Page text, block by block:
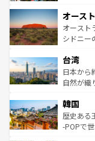
部のニュ
文化が魅
しみなが
ならではの贅
情報はコ
ワイ島は
島だが、
おすすめ
れるおも
人々、お
ク、伝統
ワイを、存分に
はコンテ
オース
オースト
シドニー
リアリー
ク）、タ
ど、見ど
いる。ア
ビング、
い。オー
台湾
日本から
自然が織
ン）、静
と山間の
驚きをも
韓国
歴史ある
-POPで